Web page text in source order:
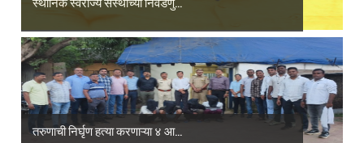
तरुणाची निर्घृण हत्या करणाऱ्या ४ आ...